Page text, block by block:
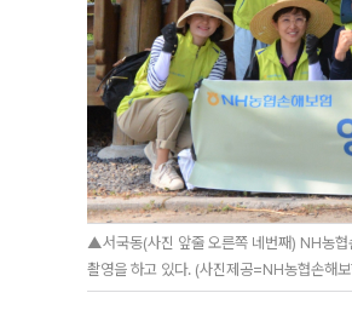
▲서국동(사진 앞줄 오른쪽 네번째) NH농협
촬영을 하고 있다. (사진제공=NH농협손해